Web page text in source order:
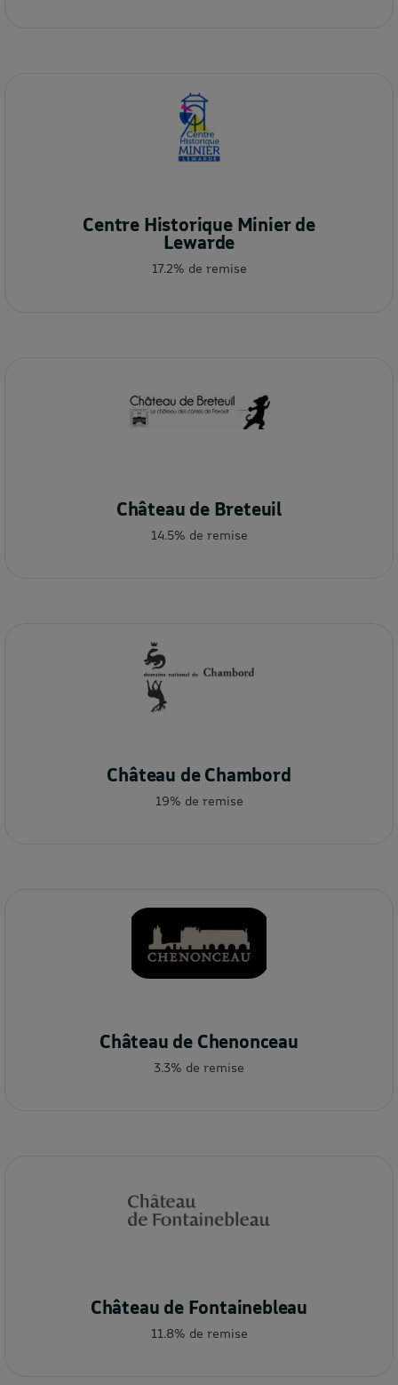
Centre Historique Minier de
Lewarde
17.2% de remise
Château de Breteuil
14.5% de remise
Château de Chambord
19% de remise
Château de Chenonceau
3.3% de remise
Château de Fontainebleau
11.8% de remise